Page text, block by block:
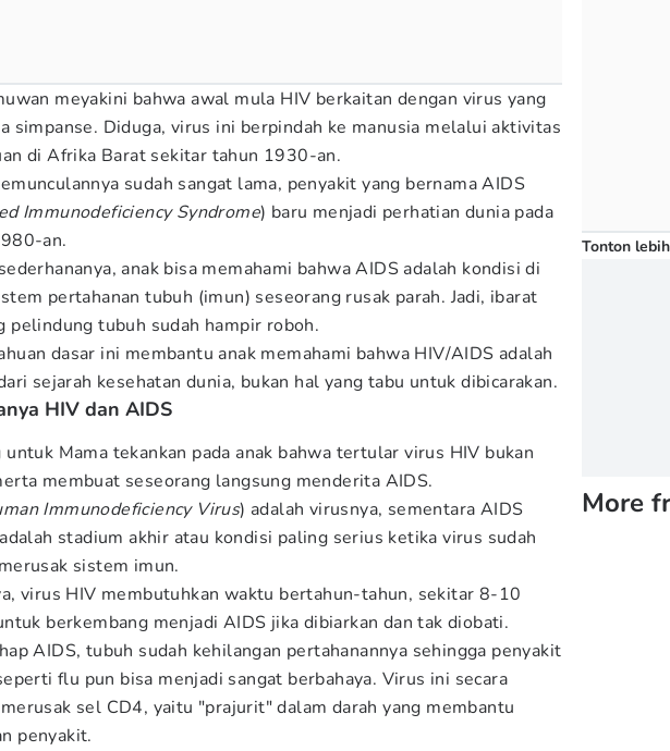
meyakini bahwa awal mula HIV berkaitan dengan virus yang
simpanse. Diduga, virus ini berpindah ke manusia melalui aktivitas
di Afrika Barat sekitar tahun 1930-an.
sudah sangat lama, penyakit yang bernama AIDS
Immunodeficiency Syndrome) baru menjadi perhatian dunia pada
an.
anak bisa memahami bahwa AIDS adalah kondisi di
pertahanan tubuh (imun) seseorang rusak parah. Jadi, ibarat
pelindung tubuh sudah hampir roboh.
dasar ini membantu anak memahami bahwa HIV/AIDS adalah
sejarah kesehatan dunia, bukan hal yang tabu untuk dibicarakan.
HIV dan AIDS
untuk Mama tekankan pada anak bahwa tertular virus HIV bukan
membuat seseorang langsung menderita AIDS.
Immunodeficiency Virus) adalah virusnya, sementara AIDS
stadium akhir atau kondisi paling serius ketika virus sudah
sistem imun.
virus HIV membutuhkan waktu bertahun-tahun, sekitar 8-10
berkembang menjadi AIDS jika dibiarkan dan tak diobati.
AIDS, tubuh sudah kehilangan pertahanannya sehingga penyakit
flu pun bisa menjadi sangat berbahaya. Virus ini secara
sel CD4, yaitu "prajurit" dalam darah yang membantu
penyakit.
Tonton
More